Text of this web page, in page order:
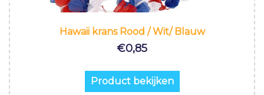
Hawaii krans Rood / Wit/ Blauw
€0,85
Product bekijken